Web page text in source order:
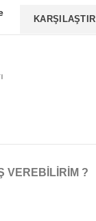
KARŞILAŞTIR
VEREBILIRIM ?